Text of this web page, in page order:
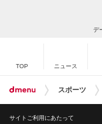
デ
TOP ニュース
スポーツ
サイトご利用にあたって